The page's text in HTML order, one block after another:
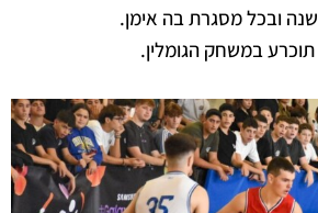
ובכל מסגרת בה אימן.
במשחק הגומלין.